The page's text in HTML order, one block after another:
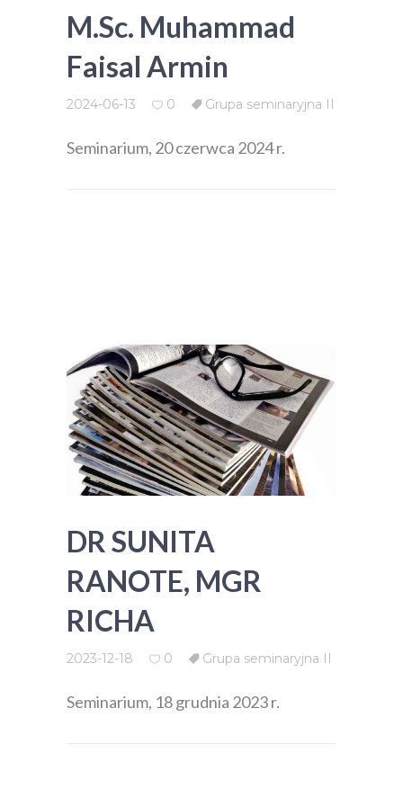
M.Sc. Muhammad
Faisal Armin
2024-06-13 0 Grupa seminaryjna II
Seminarium, 20 czerwca 2024 r.
DR SUNITA
RANOTE, MGR
RICHA
2023-12-18 0 Grupa seminaryjna II
Seminarium, 18 grudnia 2023 r.